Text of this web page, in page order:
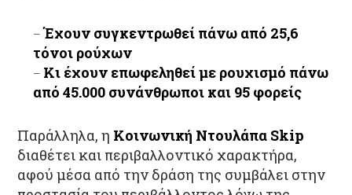
Έχουν συγκεντρωθεί πάνω από 25,6
τόνοι ρούχων
Κι έχουν επωφεληθεί με ρουχισμό πάνω
από 45.000 συνάνθρωποι και 95 φορείς
Παράλληλα, η Κοινωνική Ντουλάπα Skip
διαθέτει και περιβαλλοντικό χαρακτήρα,
αφού μέσα από την δράση της συμβάλει στην